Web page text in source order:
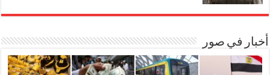
أخبار في صور